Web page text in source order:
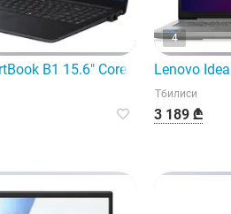
32 ГБ B1 15.6" Core 7 150U 16 ГБ 1
4
Lenovo
Тбилиси
3 189 ₾